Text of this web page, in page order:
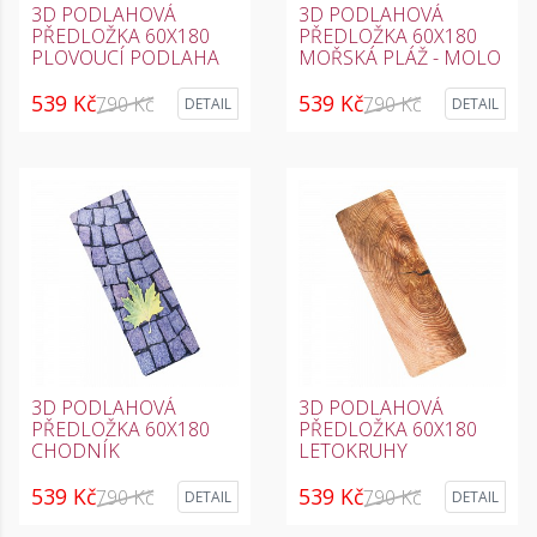
3D PODLAHOVÁ
PŘEDLOŽKA 60X180
PLOVOUCÍ PODLAHA
539 Kč790 Kč DETAIL
3D PODLAHOVÁ
PŘEDLOŽKA 60X180
MOŘSKÁ PLÁŽ - MOLO
539 Kč790 Kč DETAIL
3D PODLAHOVÁ
PŘEDLOŽKA 60X180
CHODNÍK
539 Kč790 Kč DETAIL
3D PODLAHOVÁ
PŘEDLOŽKA 60X180
LETOKRUHY
539 Kč790 Kč DETAIL